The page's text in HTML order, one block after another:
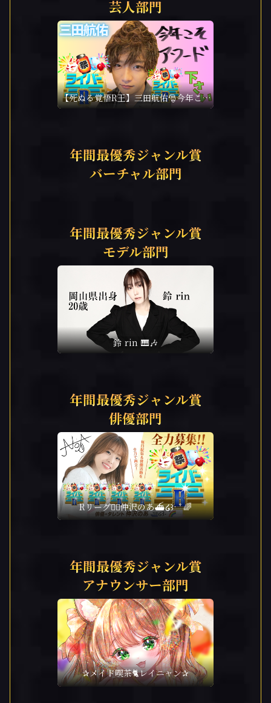
芸人部門
【死ぬる覚悟R王】三田航佑🎅今年こそ
アワード！
年間最優秀ジャンル賞
バーチャル部門
年間最優秀ジャンル賞
モデル部門
鈴 rin 🎹🎶
年間最優秀ジャンル賞
俳優部門
Rリーグ❤️‍🔥仲沢のあ⛴໒꒱· ﾟ🌈
年間最優秀ジャンル賞
アナウンサー部門
✰メイド喫茶🐈️レイニャン✰